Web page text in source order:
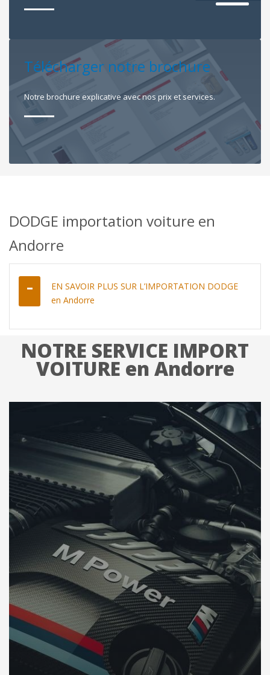
Télécharger notre brochure
Notre brochure explicative avec nos prix et services.
DODGE importation voiture en
Andorre
EN SAVOIR PLUS SUR L’IMPORTATION DODGE
en Andorre
NOTRE SERVICE IMPORT
VOITURE en Andorre